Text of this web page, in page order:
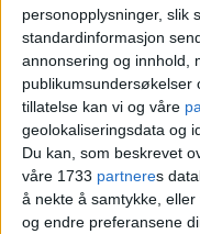
personopplysninger, slik
standardinformasjon
annonsering og innhold,
publikumsundersøkelser
tillatelse kan vi og våre
geolokaliseringsdata og
Du kan, som beskrevet
våre 1733 partneres
å nekte å samtykke,
og endre preferansene
Han frykter
begynnelsen.
— Når dette
hvor man bare
det fort mulig